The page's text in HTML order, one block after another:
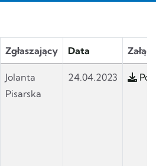
Zgłaszający Data
Jolanta
Pisarska
24.04.2023